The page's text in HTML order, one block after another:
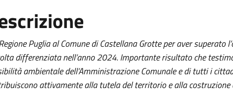
Puglia al Comune di Castellana Grotte per aver superato
differenziata nell’anno 2024. Importante risultato che
ambientale dell’Amministrazione Comunale e di tutti i
attivamente alla tutela del territorio e alla